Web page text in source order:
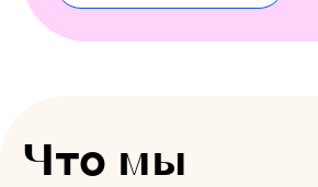
Что мы